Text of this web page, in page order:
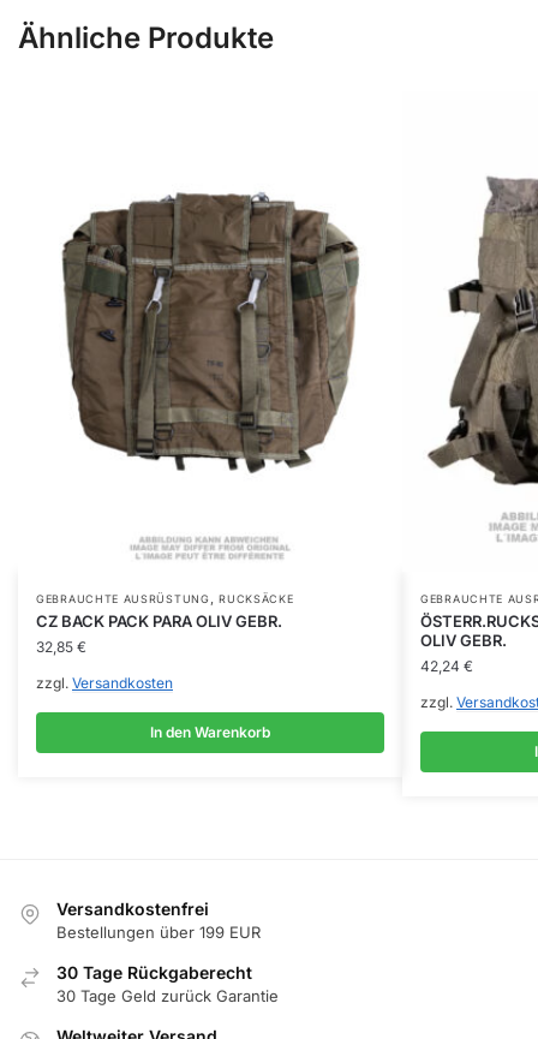
Ähnliche Produkte
GEBRAUCHTE AUSRÜSTUNG,RUCKSÄCKE
CZ BACK PACK PARA OLIV GEBR.
32,85 €
zzgl. Versandkosten
In den Warenkorb
GEBRAUCHTE
OLIV GEBR.
42,24 €
zzgl.
Versandkostenfrei
Bestellungen über 199 EUR
30 Tage Rückgaberecht
30 Tage Geld zurück Garantie